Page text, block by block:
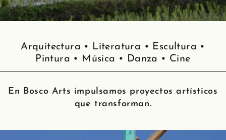
Arquitectura • Literatura • Escultura •
Pintura • Música • Danza • Cine
En Bosco Arts impulsamos proyectos artísticos
que transforman.